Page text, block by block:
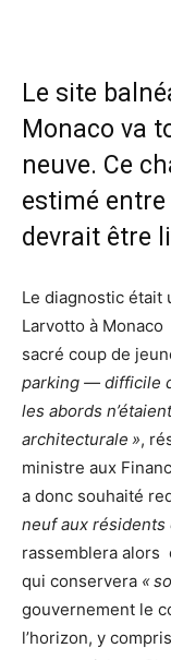
Le site
Monaco va
neuve. Ce
estimé entre
devrait être
Le diagnostic était
Larvotto à
sacré coup de
parking — difficile
les abords
architecturale »,
ministre aux
a donc souhaité
neuf aux résidents
rassemblera alors
qui conservera «
gouvernement le
l’horizon, y